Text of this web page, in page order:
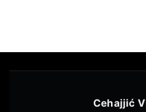
Cehajjić